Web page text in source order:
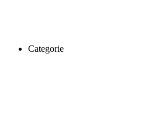
Categorie